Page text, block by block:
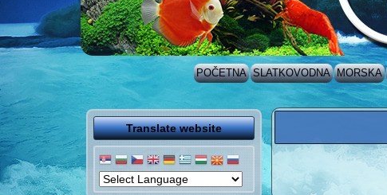
POČETNA SLATKOVODNA MORSKA
Translate website